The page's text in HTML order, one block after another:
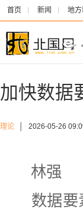
首页 新闻 地方
加快数据
理论 2026-05-26
林强
数据要素